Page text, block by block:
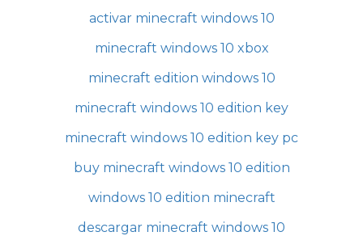
activar minecraft windows 10
minecraft windows 10 xbox
minecraft edition windows 10
minecraft windows 10 edition key
minecraft windows 10 edition key pc
buy minecraft windows 10 edition
windows 10 edition minecraft
descargar minecraft windows 10